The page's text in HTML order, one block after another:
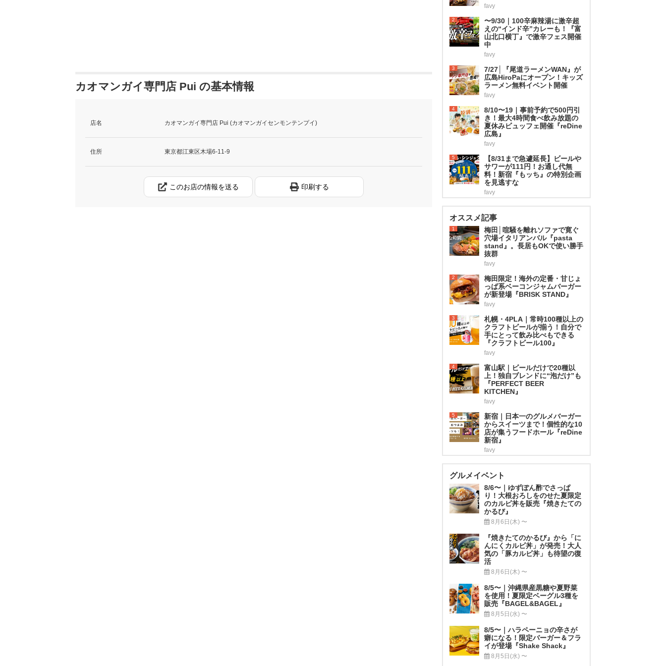
カオマンガイ専門店 Pui の基本情報
店名 カオマンガイ専門店 Pui (カオマンガイセンモンテンプイ)
住所 東京都江東区木場6-11-9
このお店の情報を送る 印刷する
favy
2
〜9/30｜100辛麻辣湯に激辛超
えの“インド辛”カレーも！『富
山北口横丁』で激辛フェス開催
中
favy
3
7/27│『尾道ラーメンWAN』が
広島HiroPaにオープン！キッズ
ラーメン無料イベント開催
favy
4
8/10〜19｜事前予約で500円引
き！最大4時間食べ飲み放題の
夏休みビュッフェ開催『reDine
広島』
favy
5
【8/31まで急遽延長】ビールや
サワーが111円！お通し代無
料！新宿『もッち』の特別企画
を見逃すな
favy
オススメ記事
1
梅田│喧騒を離れソファで寛ぐ
穴場イタリアンバル『pasta
stand』。長居もOKで使い勝手
抜群
favy
2
梅田限定！海外の定番・甘じょ
っぱ系ベーコンジャムバーガー
が新登場『BRISK STAND』
favy
3
札幌・4PLA｜常時100種以上の
クラフトビールが揃う！自分で
手にとって飲み比べもできる
『クラフトビール100』
favy
4
富山駅｜ビールだけで20種以
上！独自ブレンドに“泡だけ”も
『PERFECT BEER
KITCHEN』
favy
5
新宿｜日本一のグルメバーガー
からスイーツまで！個性的な10
店が集うフードホール『reDine
新宿』
favy
グルメイベント
8/6〜｜ゆずぽん酢でさっぱ
り！大根おろしをのせた夏限定
のカルビ丼を販売『焼きたての
かるび』
8月6日(木) 〜
『焼きたてのかるび』から「に
んにくカルビ丼」が発売！大人
気の「豚カルビ丼」も待望の復
活
8月6日(木) 〜
8/5〜｜沖縄県産黒糖や夏野菜
を使用！夏限定ベーグル3種を
販売『BAGEL&BAGEL』
8月5日(水) 〜
8/5〜｜ハラペーニョの辛さが
癖になる！限定バーガー＆フラ
イが登場『Shake Shack』
8月5日(水) 〜